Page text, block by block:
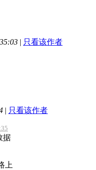
| 只看该作者
| 只看该作者
据
上